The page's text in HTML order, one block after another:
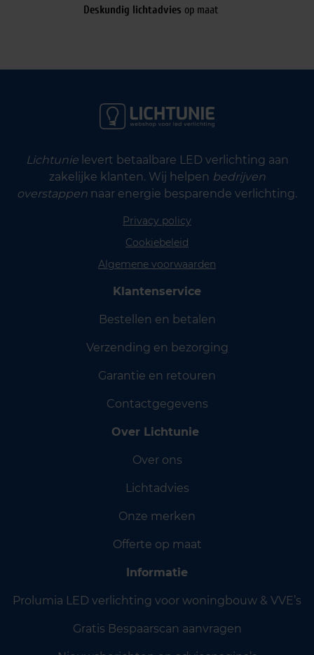
Deskundig lichtadvies op maat
Lichtunielevert betaalbare LED verlichting aan
zakelijke klanten. Wij helpen bedrijven
overstappen naar energie besparende verlichting.
Privacy policy
Cookiebeleid
Algemene voorwaarden
Klantenservice
Bestellen en betalen
Verzending en bezorging
Garantie en retouren
Contactgegevens
Over Lichtunie
Over ons
Lichtadvies
Onze merken
Offerte op maat
Informatie
Prolumia LED verlichting voor woningbouw & VVE’s
Gratis Bespaarscan aanvragen